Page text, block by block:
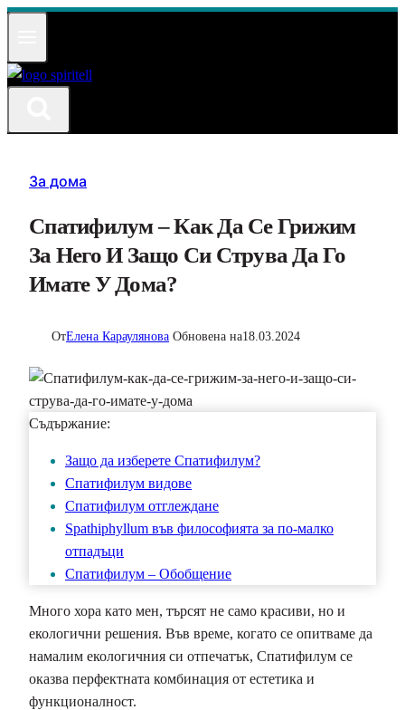
Към
За дома
Спатифилум – Как Да Се Грижим
За Него И Защо Си Струва Да Го
Имате У Дома?
ОтЕлена Караулянова Обновена на18.03.2024
Съдържание:
Защо да изберете Спатифилум?
Спатифилум видове
Спатифилум отглеждане
Spathiphyllum във философията за по-малко
отпадъци
Спатифилум – Обобщение
Много хора като мен, търсят не само красиви, но и
екологични решения. Във време, когато се опитваме да
намалим екологичния си отпечатък, Спатифилум се
оказва перфектната комбинация от естетика и
функционалност.